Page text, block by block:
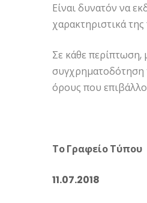
Είναι δυνατόν να
χαρακτηριστικά
Σε κάθε περίπτωση,
συγχρηματοδότηση
όρους που
Το
11.07.2018